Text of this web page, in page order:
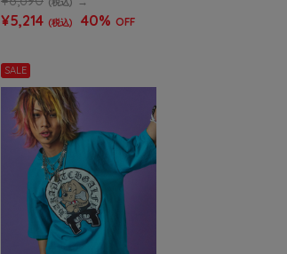
¥5,214 (税込) 40% OFF
SALE